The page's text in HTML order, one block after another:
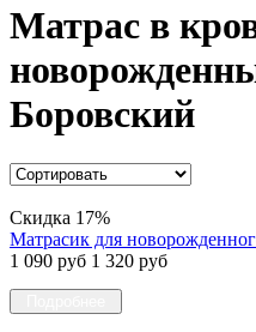
Матрас в
Боровский
Скидка 17%
Матрасик для
1 090 руб 1 320 руб